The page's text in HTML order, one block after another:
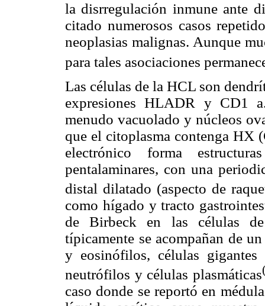
la disrregulación inmune ante
citado numerosos casos
neoplasias malignas. Aunque
para tales asociaciones
Las células de la HCL son
expresiones HLADR y CD1
menudo vacuolado y núcleos
que el citoplasma contenga HX
electrónico forma
pentalaminares, con una
distal dilatado (aspecto de
como hígado y tracto
de Birbeck en las células de
típicamente se acompañan de
y eosinófilos, células
neutrófilos y células plasmáticas
caso donde se reportó en